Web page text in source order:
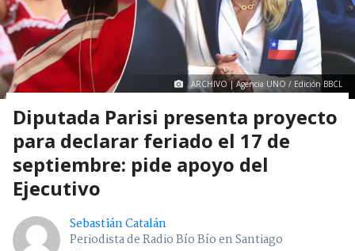
ARCHIVO | Agencia UNO / Edición BBCL
Diputada Parisi presenta proyecto
para declarar feriado el 17 de
septiembre: pide apoyo del
Ejecutivo
Sebastián Catalán
Periodista de Radio Bío Bío en Santiago